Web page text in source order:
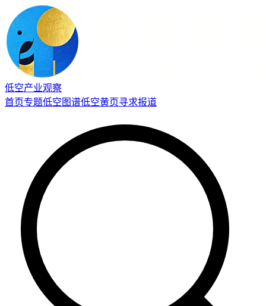
低空产业观察
首页专题低空图谱低空黄页寻求报道